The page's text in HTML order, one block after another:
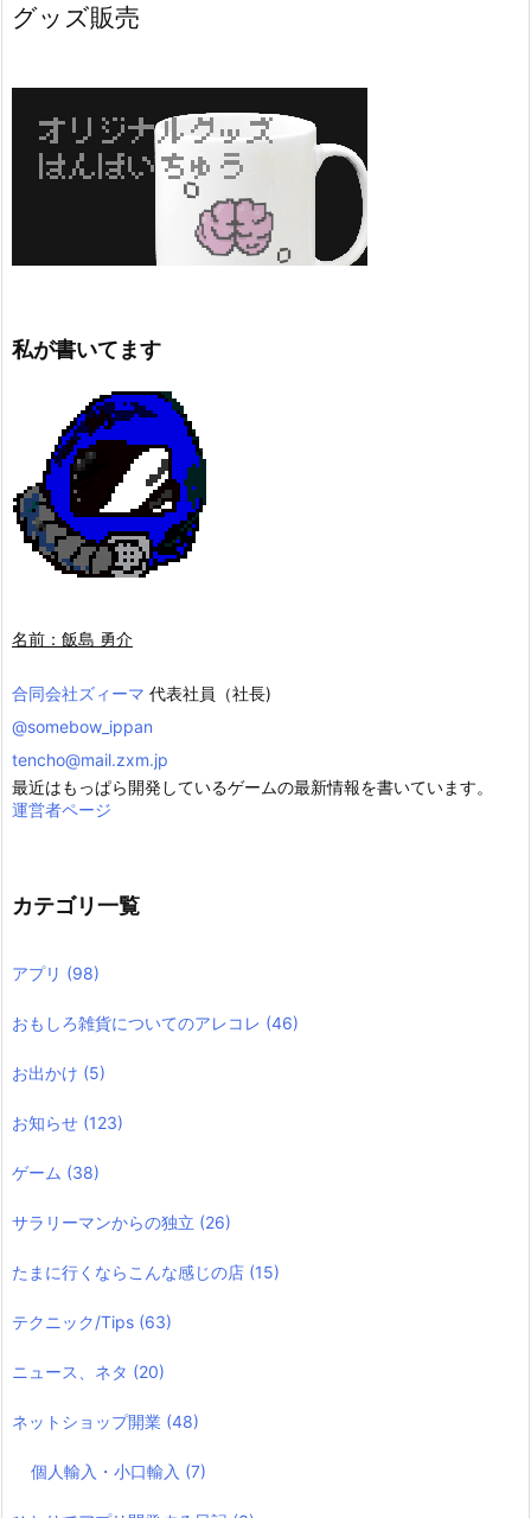
グッズ販売
私が書いてます
名前：飯島 勇介
合同会社ズィーマ 代表社員（社長)
@somebow_ippan
tencho@mail.zxm.jp
最近はもっぱら開発しているゲームの最新情報を書いています。
運営者ページ
カテゴリ一覧
アプリ (98)
おもしろ雑貨についてのアレコレ (46)
お出かけ (5)
お知らせ (123)
ゲーム (38)
サラリーマンからの独立 (26)
たまに行くならこんな感じの店 (15)
テクニック/Tips (63)
ニュース、ネタ (20)
ネットショップ開業 (48)
個人輸入・小口輸入 (7)